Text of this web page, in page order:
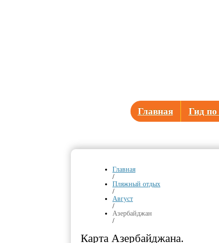
Главная Гид по
Главная
/
Пляжный отдых
/
Август
/
Азербайджан
/
Карта Азербайджана.